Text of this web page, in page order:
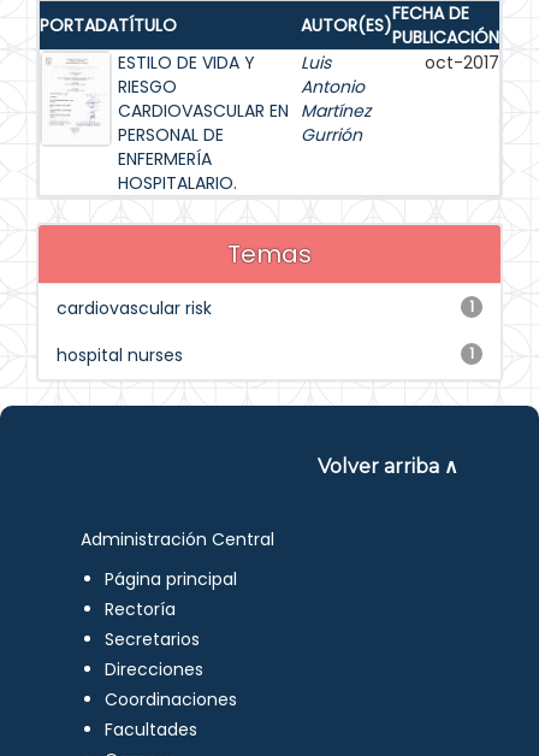
PORTADATÍTULO AUTOR(ES)FECHA DE
PUBLICACIÓN
ESTILO DE VIDA Y
RIESGO
CARDIOVASCULAR EN
PERSONAL DE
ENFERMERÍA
HOSPITALARIO.
Luis
Antonio
Martínez
Gurrión
oct-2017
Temas
1
cardiovascular risk
1
hospital nurses
Volver arriba ∧
Administración Central
Página principal
Rectoría
Secretarios
Direcciones
Coordinaciones
Facultades